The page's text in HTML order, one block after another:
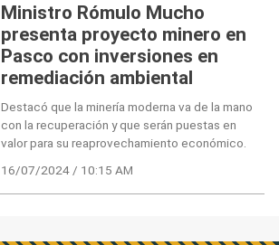
Ministro Rómulo Mucho
presenta proyecto minero en
Pasco con inversiones en
remediación ambiental
Destacó que la minería moderna va de la mano
con la recuperación y que serán puestas en
valor para su reaprovechamiento económico.
16/07/2024 / 10:15 AM